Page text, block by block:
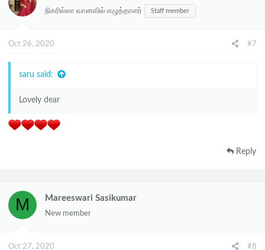
t
i
n
நிகரில்லா வானவில் எழுத்தாளர் Staff member
Oct 26, 2020 #7
saru said:
Lovely dear
Reply
M Mareeswari Sasikumar
New member
Oct 27, 2020 #8